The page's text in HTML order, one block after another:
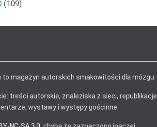
(109)
to magazyn autorskich smakowitości dla mózgu.
treści autorskie, znaleziska z sieci, republikacje
wystawy i występy gościnne.